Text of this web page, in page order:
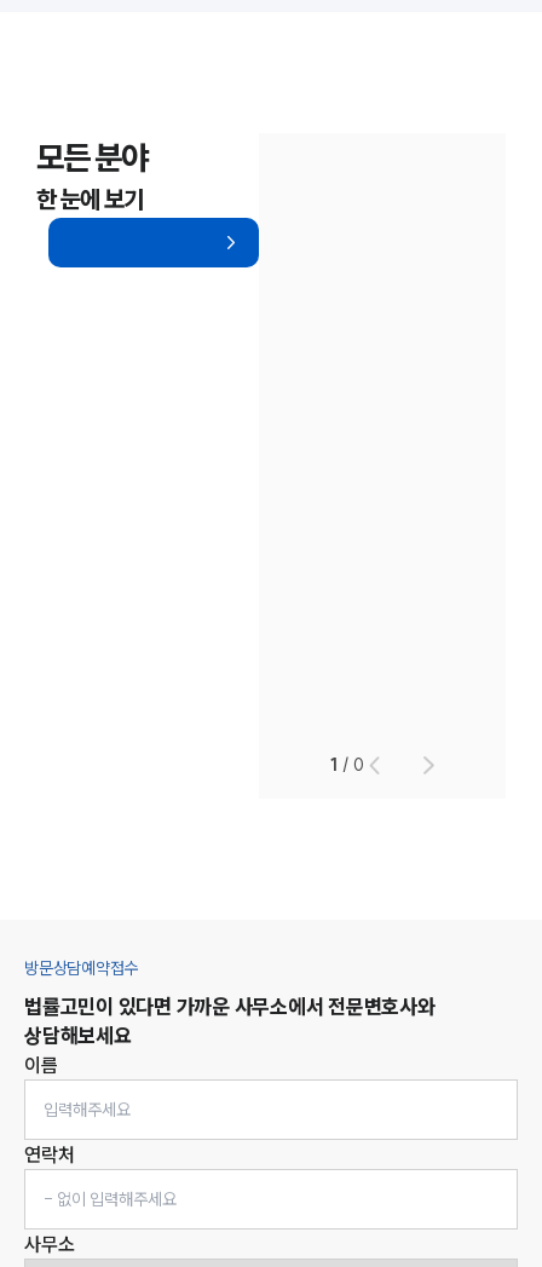
모든 분야
한 눈에 보기
1 /0
방문상담예약접수
법률고민이 있다면 가까운 사무소에서 전문변호사와
상담해보세요
이름
연락처
사무소